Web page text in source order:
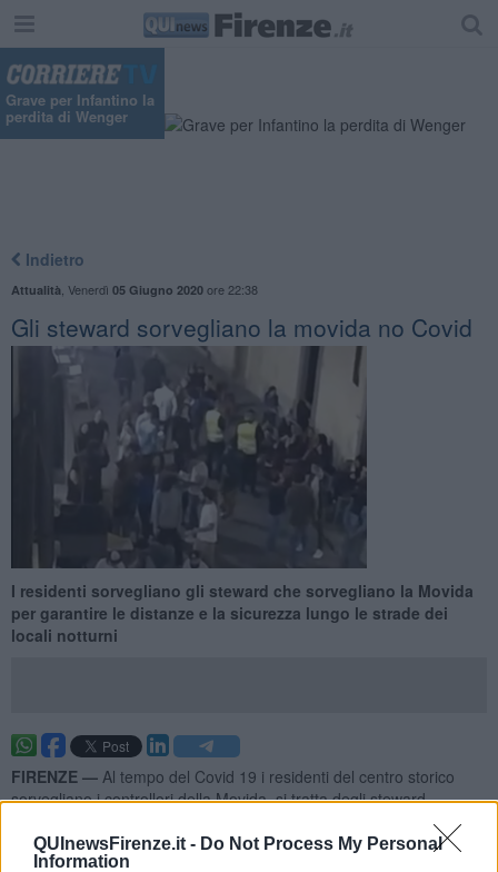
QUInewsFirenze.it - Do Not Process My Personal
Information
Grave per Infantino la
perdita di Wenger
Indietro
Attualità Venerdì 05 Giugno 2020ore 22:38
Gli steward sorvegliano la movida no Covid
I residenti sorvegliano gli steward che sorvegliano la Movida
per garantire le distanze e la sicurezza lungo le strade dei
locali notturni
FIRENZE — Al tempo del Covid 19 i residenti del centro storico
sorvegliano i controllori della Movida, si tratta degli steward
impegnati nel monitoraggio degli avventori affinché rispettino
distanze e norme di sicurezza.